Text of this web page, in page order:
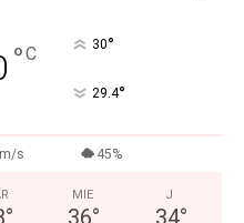
°C 30°
29.4°
s 45%
°
MIE
36°
J
34°